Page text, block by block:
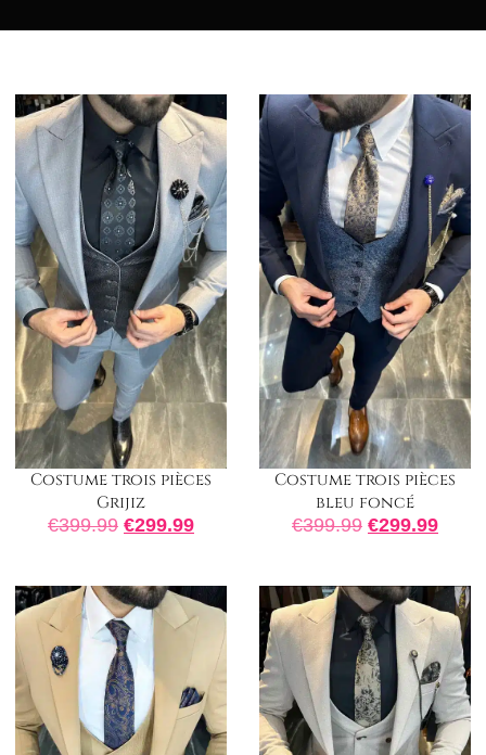
Costume trois pièces
Grijiz
€399.99 €299.99
Costume trois pièces
bleu foncé
€399.99 €299.99